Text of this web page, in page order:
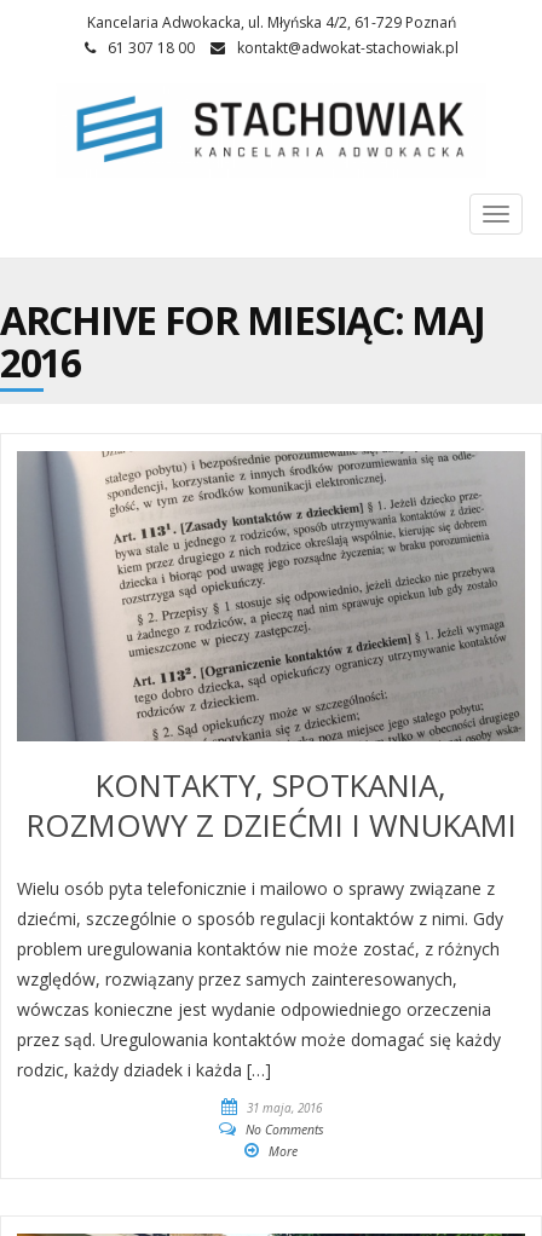
Kancelaria Adwokacka, ul. Młyńska 4/2, 61-729 Poznań
61 307 18 00
kontakt@adwokat-stachowiak.pl
ARCHIVE FOR MIESIĄC: MAJ
2016
KONTAKTY, SPOTKANIA,
ROZMOWY Z DZIEĆMI I WNUKAMI
Wielu osób pyta telefonicznie i mailowo o sprawy związane z
dziećmi, szczególnie o sposób regulacji kontaktów z nimi. Gdy
problem uregulowania kontaktów nie może zostać, z różnych
względów, rozwiązany przez samych zainteresowanych,
wówczas konieczne jest wydanie odpowiedniego orzeczenia
przez sąd. Uregulowania kontaktów może domagać się każdy
rodzic, każdy dziadek i każda […]
31 maja, 2016
No Comments
More